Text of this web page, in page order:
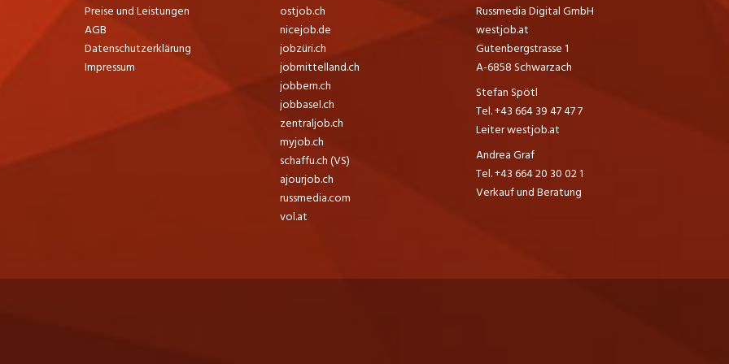
Preise und Leistungen
AGB
Datenschutzerklärung
Impressum
ostjob.ch
nicejob.de
jobzüri.ch
jobmittelland.ch
jobbern.ch
jobbasel.ch
zentraljob.ch
myjob.ch
schaffu.ch (VS)
ajourjob.ch
russmedia.com
vol.at
Russmedia Digital GmbH
westjob.at
Gutenbergstrasse 1
A-6858 Schwarzach
Stefan Spötl
Tel. +43 664 39 47 47 7
Leiter westjob.at
Andrea Graf
Tel. +43 664 20 30 02 1
Verkauf und Beratung